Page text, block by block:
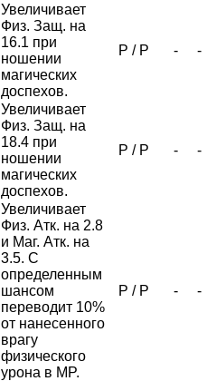
Увеличивает
Физ. Защ. на
16.1 при
ношении
магических
доспехов.
P / P - -
Увеличивает
Физ. Защ. на
18.4 при
ношении
магических
доспехов.
P / P - -
Увеличивает
Физ. Атк. на 2.8
и Маг. Атк. на
3.5. С
определенным
шансом
переводит 10%
от нанесенного
врагу
физического
урона в MP.
P / P - -